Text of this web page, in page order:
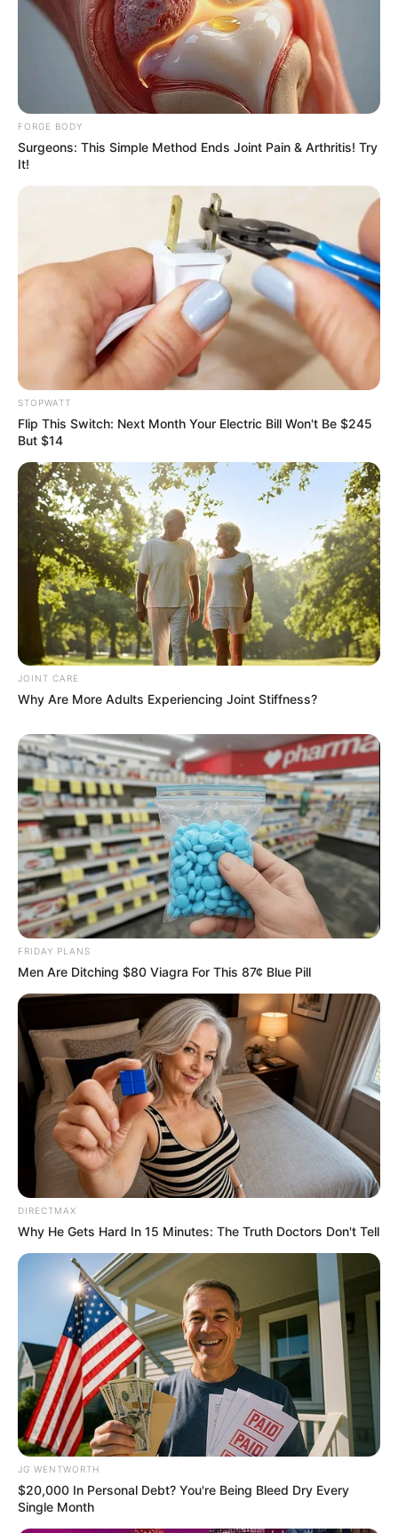
แนะนำ
ดูดวง
เบอร์โทร คน Keep look เป๊ะทุกมุมดูดี
ทุกองศา คุณล่ะมีเลขคู่นี้ไหม
ดูดวง
วันที่ 1 ส.ค. 2569 วันคล้ายวันสำเร็จ
มรรคผลพระโพธิสัตว์กวนอิม
สีมงคล
แจกตาราง สีมงคลตามราศี 2569 ประจำ
สีมงคล ดูเพิ่มเติม
สีมงคล
แจกตาราง สีมงคลตามราศี 2569 ประจำ
เดือนกรกฎาคม โดย อ.รักษ์ เลขเด็ด
สีมงคล
แจกตาราง สีมงคลตามราศี 2569 ประจำ
เดือนมิถุนายน โดย อ.รักษ์ เลขเด็ด
สีมงคล
แจกตาราง สีมงคลตามราศี 2569 ประจำ
เดือนพฤษภาคม โดย อ.รักษ์ เลขเด็ด
เว็บไซต์นี้ใช้คุกกี้
เพื่อการนำเสนอเนื้อหาที่ดี รวมถึงการจัดการข้อมูลส่วนบุคคล เพื่อให้คุณได้รับ
ประสบการณ์ที่ดีบนบริการของเว็บไซต์เรา หากคุณใช้บริการเว็บไซต์นี้ต่อไปโดย
ไม่มีการปรับตั้งค่าใดๆนั้น แสดงว่าคุณยอมรับนโยบายคุกกี้และนโยบายส่วน
บุคคลของเรา
ยอมรับ เรียนรู้เพิ่มเติม
FORGE BODY
Surgeons: This Simple Method Ends Joint Pain & Arthritis! Try
It!
STOPWATT
Flip This Switch: Next Month Your Electric Bill Won't Be $245
But $14
JOINT CARE
Why Are More Adults Experiencing Joint Stiffness?
FRIDAY PLANS
Men Are Ditching $80 Viagra For This 87¢ Blue Pill
DIRECTMAX
Why He Gets Hard In 15 Minutes: The Truth Doctors Don't Tell
JG WENTWORTH
$20,000 In Personal Debt? You're Being Bleed Dry Every
Single Month